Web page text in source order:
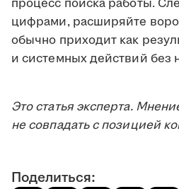
процесс поиска работы.
цифрами, расширяйте
обычно приходит как
и системных действий без
Это статья эксперта.
не совпадать с позицией
Поделиться: